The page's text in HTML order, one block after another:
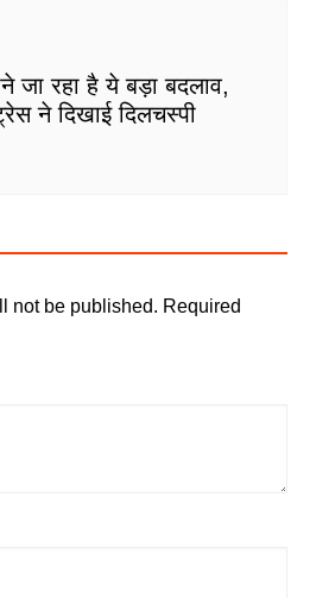
जा रहा है ये बड़ा बदलाव,
ने दिखाई दिलचस्पी
not be published. Required